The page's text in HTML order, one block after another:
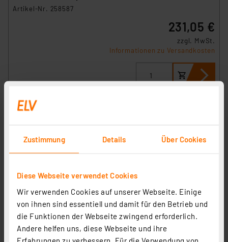
Zustimmung Details Über Cookies
Diese Webseite verwendet Cookies
Wir verwenden Cookies auf unserer Webseite. Einige
von ihnen sind essentiell und damit für den Betrieb und
die Funktionen der Webseite zwingend erforderlich.
Andere helfen uns, diese Webseite und ihre
Erfahrungen zu verbessern. Für die Verwendung von
Fenster-Türkontakte
Artikel-Nr. 258587
231,05 €
zzgl. MwSt.
Informationen zu Versandkosten
Homematic IP Smart Home Set Heizen Professional mit
Heizkörperthermostaten, 4x eTRV-F, 1x HCU1